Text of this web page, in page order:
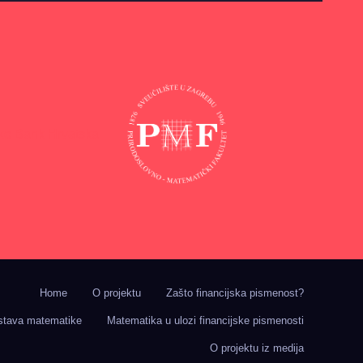
Home O projektu Zašto financijska pismenost?
matematike Matematika u ulozi financijske pismenosti
O projektu iz medija